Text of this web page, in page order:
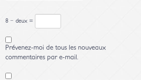
8 − deux =
Prévenez-moi de tous les nouveaux
commentaires par e-mail.